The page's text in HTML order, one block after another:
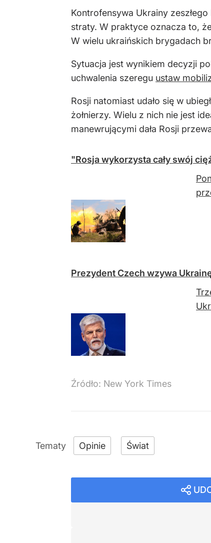
Kontrofensywa Ukrainy
straty. W praktyce oznacza to,
W wielu ukraińskich brygadach
Sytuacja jest wynikiem decyzji
uchwalenia szeregu ustaw
Rosji natomiast udało się w
żołnierzy. Wielu z nich nie jest
manewrującymi dała Rosji
"Rosja wykorzysta cały swój
Prezydent Czech wzywa
Źródło: New York Times
Opinie Świat